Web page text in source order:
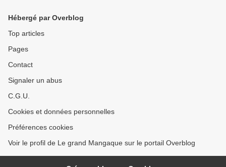
Hébergé par Overblog
Top articles
Pages
Contact
Signaler un abus
C.G.U.
Cookies et données personnelles
Préférences cookies
Voir le profil de Le grand Mangaque sur le portail Overblog